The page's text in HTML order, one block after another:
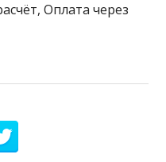
Оплата через